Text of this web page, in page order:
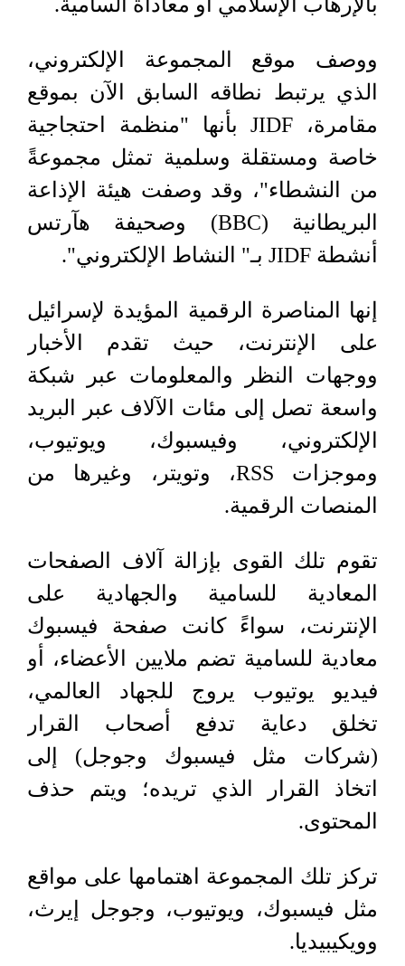
ووصف موقع المجموعة الإلكتروني،
الذي يرتبط نطاقه السابق الآن بموقع
مقامرة، JIDFبأنها "منظمة احتجاجية
خاصة ومستقلة وسلمية تمثل مجموعةً
من النشطاء"، وقد وصفت هيئة الإذاعة
البريطانية (BBC) وصحيفة هآرتس
أنشطة JIDF بـ" النشاط الإلكتروني".
إنها المناصرة الرقمية المؤيدة لإسرائيل
على الإنترنت، حيث تقدم الأخبار
ووجهات النظر والمعلومات عبر شبكة
واسعة تصل إلى مئات الآلاف عبر البريد
الإلكتروني، وفيسبوك، ويوتيوب،
وموجزات RSS، وتويتر، وغيرها من
المنصات الرقمية.
تقوم تلك القوى بإزالة آلاف الصفحات
المعادية للسامية والجهادية على
الإنترنت، سواءً كانت صفحة فيسبوك
معادية للسامية تضم ملايين الأعضاء، أو
فيديو يوتيوب يروج للجهاد العالمي،
تخلق دعاية تدفع أصحاب القرار
(شركات مثل فيسبوك وجوجل) إلى
اتخاذ القرار الذي تريده؛ ويتم حذف
المحتوى.
تركز تلك المجموعة اهتمامها على مواقع
مثل فيسبوك، ويوتيوب، وجوجل إيرث،
وويكيبيديا.